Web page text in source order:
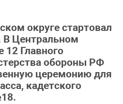
округе стартовал
В Центральном
12 Главного
обороны РФ
церемонию для
кадетского